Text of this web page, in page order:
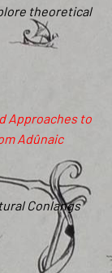
theoretical
Approaches to
Adûnaic
Conlangs